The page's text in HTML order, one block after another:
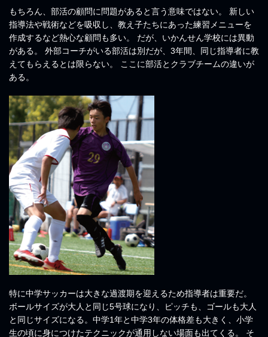
もちろん、部活の顧問に問題があると言う意味ではない。 新しい
指導法や戦術などを吸収し、教え子たちにあった練習メニューを
作成するなど熱心な顧問も多い。 だが、いかんせん学校には異動
がある。 外部コーチがいる部活は別だが、3年間、同じ指導者に教
えてもらえるとは限らない。 ここに部活とクラブチームの違いが
ある。
特に中学サッカーは大きな過渡期を迎えるため指導者は重要だ。
ボールサイズが大人と同じ5号球になり、ピッチも、ゴールも大人
と同じサイズになる。中学1年と中学3年の体格差も大きく、小学
生の頃に身につけたテクニックが通用しない場面も出てくる。 そ